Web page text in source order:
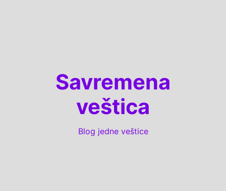
Savremena
veštica
Blog jedne veštice